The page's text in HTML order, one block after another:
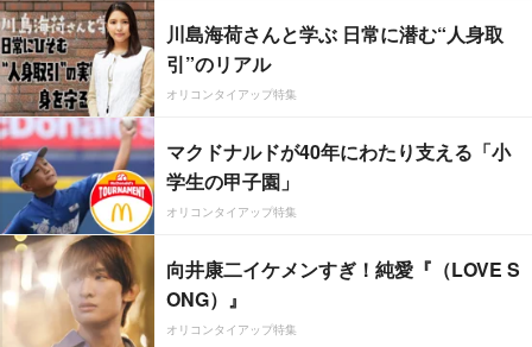
川島海荷さんと学ぶ 日常に潜む“人身取
引”のリアル
オリコンタイアップ特集
マクドナルドが40年にわたり支える「小
学生の甲子園」
オリコンタイアップ特集
向井康二イケメンすぎ！純愛『（LOVE S
ONG）』
オリコンタイアップ特集